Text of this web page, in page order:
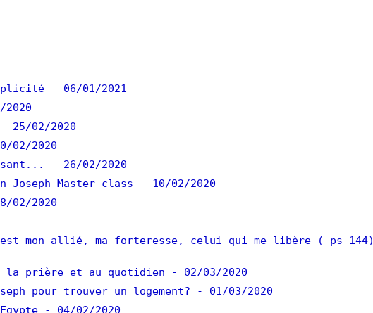
- 06/01/2021
- 25/02/2020
02/2020
- 26/02/2020
Joseph Master class
- 10/02/2020
02/2020
mon allié, ma forteresse, celui qui me libère ( ps 144)
la prière et au quotidien
- 02/03/2020
pour trouver un logement?
- 01/03/2020
- 04/02/2020